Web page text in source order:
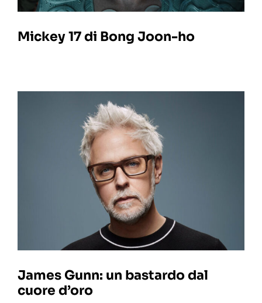
Mickey 17 di Bong Joon-ho
James Gunn: un bastardo dal
cuore d’oro